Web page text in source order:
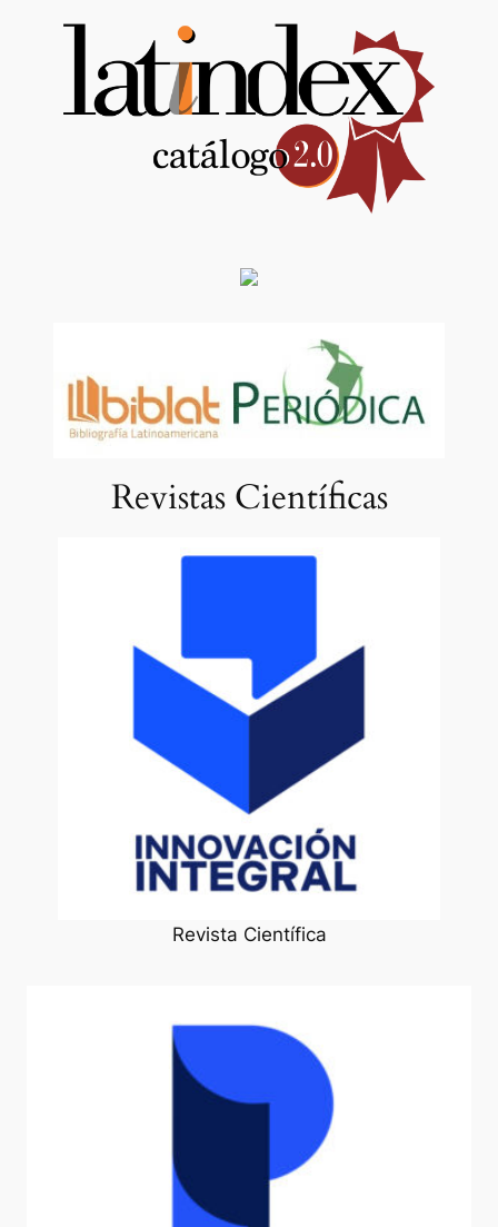
Revistas Científicas
Revista Científica